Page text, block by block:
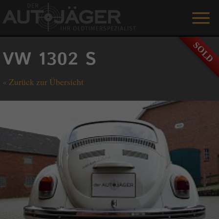
ANGEBOTE
DER AUTOJÄGER
GÄSTEBUCH
KONTAKT
ENGLISH
0 1515 / 466 66 80
VW 1302 S
« Zurück zur Übersicht